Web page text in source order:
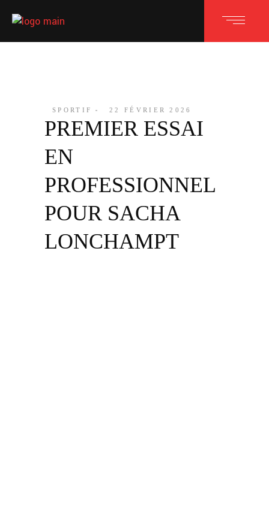
SPORTIF 22 FÉVRIER 2026
PREMIER ESSAI
EN
PROFESSIONNEL
POUR SACHA
LONCHAMPT